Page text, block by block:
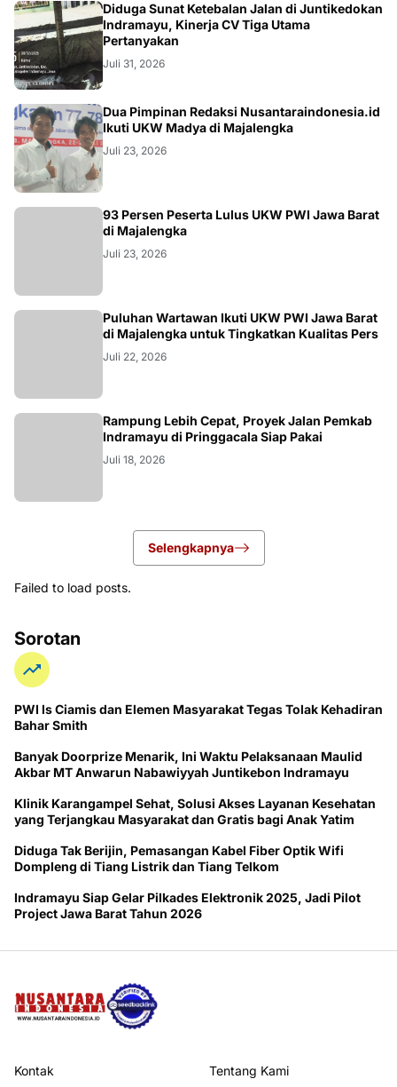
KRIMINAL
Diduga Sunat Ketebalan Jalan di Juntikedokan
Indramayu, Kinerja CV Tiga Utama
Pertanyakan
Juli 31, 2026
Dua Pimpinan Redaksi Nusantaraindonesia.id
Ikuti UKW Madya di Majalengka
Juli 23, 2026
93 Persen Peserta Lulus UKW PWI Jawa Barat
di Majalengka
Juli 23, 2026
Puluhan Wartawan Ikuti UKW PWI Jawa Barat
di Majalengka untuk Tingkatkan Kualitas Pers
Juli 22, 2026
Rampung Lebih Cepat, Proyek Jalan Pemkab
Indramayu di Pringgacala Siap Pakai
Juli 18, 2026
Selengkapnya
Failed to load posts.
Sorotan
PWI ls Ciamis dan Elemen Masyarakat Tegas Tolak Kehadiran
Bahar Smith
Banyak Doorprize Menarik, Ini Waktu Pelaksanaan Maulid
Akbar MT Anwarun Nabawiyyah Juntikebon Indramayu
Klinik Karangampel Sehat, Solusi Akses Layanan Kesehatan
yang Terjangkau Masyarakat dan Gratis bagi Anak Yatim
Diduga Tak Berijin, Pemasangan Kabel Fiber Optik Wifi
Dompleng di Tiang Listrik dan Tiang Telkom
Indramayu Siap Gelar Pilkades Elektronik 2025, Jadi Pilot
Project Jawa Barat Tahun 2026
Kontak Tentang Kami